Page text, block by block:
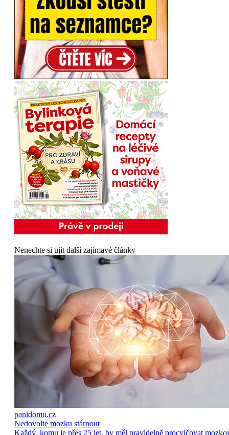
Nenechte si ujít další zajímavé články
panidomu.cz
Nedovolte mozku stárnout
Každý, komu je přes 25 let, by měl pravidelně procvičovat